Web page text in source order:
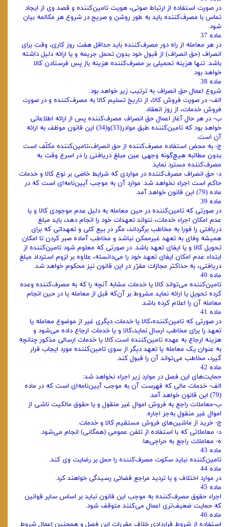
در صورت استفاده از ارتباط صوتی، هویت تامین‌کننده و قصد وی از ایجاد
تماس با مصرف‌کننده باید به طور روشن و صریح در شروع هر مکالمه بیان
شود.
ماده 37
در هر معامله از راه دور مصرف‌کننده باید حداقل هفت روز کاری، وقت برای
انصراف (حق انصراف) از قبول خود بدون تحمل جریمه و یا ارائه دلیل داشته
باشد. تنها هزینه تحمیلی بر مصرف‌کننده هزینه باز پس فرستادن کالا
خواهد بود.
ماده 38
شروع اعمال حق انصراف به ترتیب زیر خواهد بود:
الف‌- در صورت فروش کالا، از تاریخ تسلیم کالا به مصرف‌کننده و در صورت
فروش خدمات، از روز انعقاد.
ب‌- در هر حال آغاز اعمال حق انصراف مصرف‌کننده پس از ارائه اطلاعاتی
خواهد بود که تامین‌کننده طبق موادر(33)و(34) این قانون موظف به ارائه
آن است.
ج‌- به محض استفاده مصرف‌کننده از حق انصراف،تامین‌کننده مکلّف است
بدون مطالبه هیچ‌گونه وجهی عین مبلغ دریافتی را در اسرع وقت به
مصرف‌کننده مسترد نماید.
د- حق انصراف مصرف‌کننده در مواردی که شرایط خاصی بر نوع کالا و خدمات
حاکم است اجراء نخواهد شد. موارد آن به موجب آیین‌نامه‌ای است که در
ماده (79) این قانون خواهد آمد.
ماده 39
در صورتی که تامین‌کننده در حین معامله به دلیل عدم موجودی کالا و یا
عدم امکان اجراء خدمات، نتواند تعهدات خود را انجام دهد، باید مبلغ
دریافتی را فورا به مخاطب برگرداند، مگر در بیع کلی و تعهداتی که برای
همیشه وفای به تعهد غیرممکن نباشد و مخاطب آماده صبر کردن تا امکان
تحویل کالا و یا ایفای تعهد باشد. در صورتی که معلوم شود تامین‌کننده از
ابتداء عدم امکان ایفای تعهد خود را می‌دانسته، علاوه بر لزوم استرداد مبلغ
دریافتی، به حداکثر مجازات مقرّر در این قانون نیز محکوم خواهد شد.
ماده 40
تامین‌کننده می‌تواند کالا یا خدمات مشابه آنچه را که به مصرف‌کننده وعده
کرده تحویل یا ارائه نماید مشروط بر آن‌که قبل از معامله یا در حین انجام
معامله آن را اعلام کرده باشد.
ماده 41
در صورتی که تامین‌کننده،کالا یا خدمات دیگری غیر از موضوع معامله یا
تعهد را برای مخاطب ارسال نماید،کالا و یا خدمات ارجاع داده می‌شود و
هزینه ارجاع به عهده تامین‌کننده است.کالا یا خدمات ارسالی مذکور چنانچه
به عنوان یک معامله یا تعهد دیگر از سوی تامین‌کننده مورد ایجاب قرار
گیرد، مخاطب می‌تواند آن را قبول کند.
ماده 42
حمایت‌های این فصل در موارد زیر اجراء نخواهد شد:
الف‌- خدمات مالی که فهرست آن به موجب آیین‌نامه‌ای است که در ماده
(79) این قانون خواهد آمد.
ب‌-معاملات راجع به فروش اموال غیر منقول و یا حقوق مالکیت ناشی از
اموال غیر منقول به‌جز اجاره.
ج‌- خرید از ماشین‌های فروش مستقیم کالا و خدمات.
د- معاملاتی که با استفاده از تلفن عمومی (همگانی) انجام می‌شود.
ه- معاملات راجع به حراجی‌ها.
ماده 43
تامین‌کننده نباید سکوت مصرف‌کننده را حمل بر رضایت وی کند.
ماده 44
در موارد اختلاف و یا تردید مراجع قضائی رسیدگی خواهند کرد.
ماده 45
اجراء حقوق مصرف‌کننده به موجب این قانون نباید بر اساس سایر قوانین
که حمایت ضعیف‌تری اعمال می‌کنند متوقف شود.
ماده 46
استفاده از شروط قراردادی خلاف مقررات این فصل و همچنین اِعمال شروط